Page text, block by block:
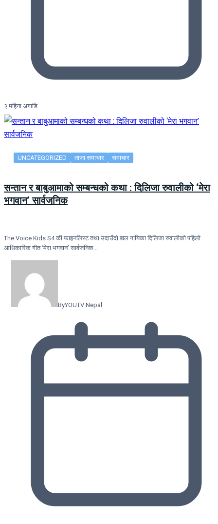
२ महिना अगाडि
UNCATEGORIZED ताजा समाचार समाचार
सन्तान र बाबुआमाको सम्बन्धको कथा : दिलिजा रुवालीको ‘मेरा
भगवान’ सार्वजनिक
The Voice Kids S4 की फाइनलिस्ट तथा उदाउँदो बाल गायिका दिलिजा रुवालीको पहिलो
आधिकारिक गीत ‘मेरा भगवान’ सार्वजनिक…
ByYOUTV Nepal